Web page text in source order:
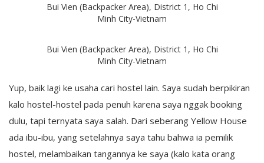
Bui Vien (Backpacker Area), District 1, Ho Chi
Minh City-Vietnam
Bui Vien (Backpacker Area), District 1, Ho Chi
Minh City-Vietnam
Yup, baik lagi ke usaha cari hostel lain. Saya sudah berpikiran
kalo hostel-hostel pada penuh karena saya nggak booking
dulu, tapi ternyata saya salah. Dari seberang Yellow House
ada ibu-ibu, yang setelahnya saya tahu bahwa ia pemilik
hostel, melambaikan tangannya ke saya (kalo kata orang